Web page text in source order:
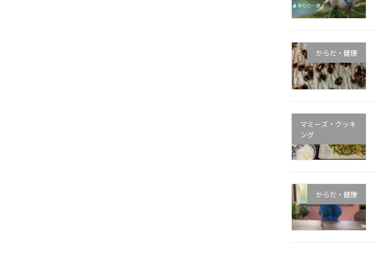
からだ・健康
マミーズ・クッキ
ング
からだ・健康